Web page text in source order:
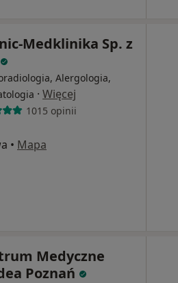
Medklinika Sp. z
Alergologia,
· Więcej
1015 opinii
• Mapa
Medyczne
Poznań